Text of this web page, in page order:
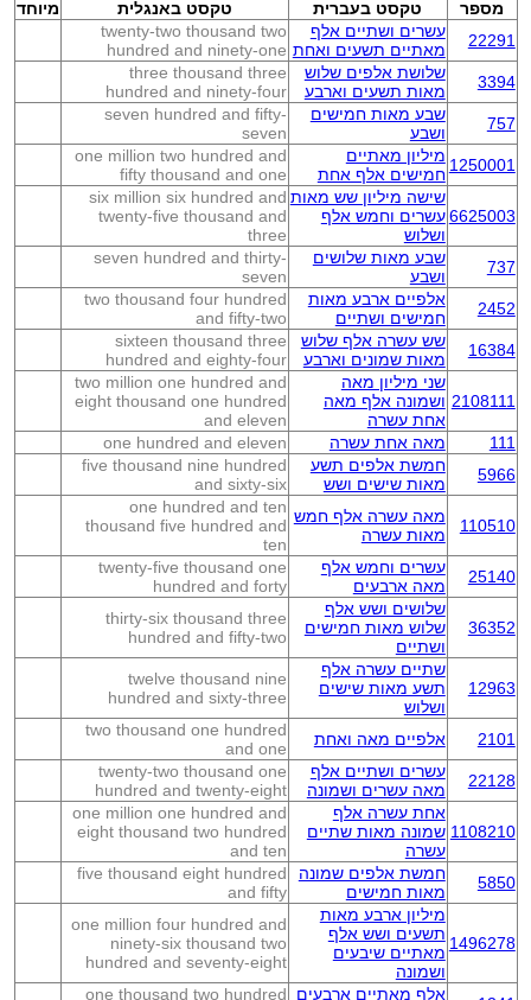
מספר טקסט בעברית טקסט באנגלית
מיוחד
22291
עשרים ושתיים אלף
מאתיים תשעים ואחת
twenty-two thousand two
hundred and ninety-one
3394
שלושת אלפים שלוש
מאות תשעים וארבע
three thousand three
hundred and ninety-four
757
שבע מאות חמישים
ושבע
seven hundred and fifty-
seven
1250001 מיליון מאתיים
חמישים אלף אחת
one million two hundred and
fifty thousand and one
6625003
שישה מיליון שש מאות
עשרים וחמש אלף
ושלוש
six million six hundred and
twenty-five thousand and
three
737
שבע מאות שלושים
ושבע
seven hundred and thirty-
seven
2452
אלפיים ארבע מאות
חמישים ושתיים
two thousand four hundred
and fifty-two
16384
שש עשרה אלף שלוש
מאות שמונים וארבע
sixteen thousand three
hundred and eighty-four
2108111
שני מיליון מאה
ושמונה אלף מאה
אחת עשרה
two million one hundred and
eight thousand one hundred
and eleven
111
מאה אחת עשרה
one hundred and eleven
5966
חמשת אלפים תשע
מאות שישים ושש
five thousand nine hundred
and sixty-six
110510
מאה עשרה אלף חמש
מאות עשרה
one hundred and ten
thousand five hundred and
ten
25140
עשרים וחמש אלף
מאה ארבעים
twenty-five thousand one
hundred and forty
36352
שלושים ושש אלף
שלוש מאות חמישים
ושתיים
thirty-six thousand three
hundred and fifty-two
12963
שתיים עשרה אלף
תשע מאות שישים
ושלוש
twelve thousand nine
hundred and sixty-three
2101 אלפיים מאה ואחת
two thousand one hundred
and one
22128
עשרים ושתיים אלף
מאה עשרים ושמונה
twenty-two thousand one
hundred and twenty-eight
1108210
אחת עשרה אלף
שמונה מאות שתיים
עשרה
one million one hundred and
eight thousand two hundred
and ten
5850
חמשת אלפים שמונה
מאות חמישים
five thousand eight hundred
and fifty
1496278
מיליון ארבע מאות
תשעים ושש אלף
מאתיים שיבעים
ושמונה
one million four hundred and
ninety-six thousand two
hundred and seventy-eight
אלף מאתיים ארבעים one thousand two hundred